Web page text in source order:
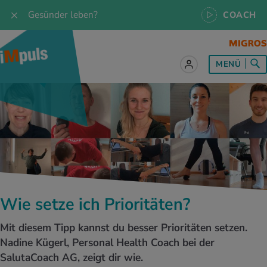
Gesünder leben? COACH
zum Thema Ernährung
Essen
zum Thema Bewegung
& Jogging
& Outdoor
& Biken
zum Thema Entspannung
im Alltag
Life Balance
zum Thema Medizin
im Alltag
zum Thema Services
Test & Quizze
iMpuls
MENÜ
Wie setze ich Prioritäten?
Mit diesem Tipp kannst du besser Prioritäten setzen.
Nadine Kügerl, Personal Health Coach bei der
SalutaCoach AG, zeigt dir wie.